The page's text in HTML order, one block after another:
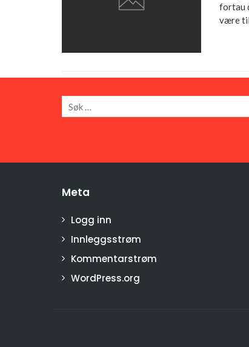
fortau
være
Meta
Logg inn
Innleggsstrøm
Kommentarstrøm
WordPress.org